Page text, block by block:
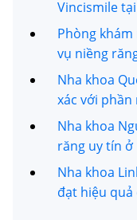
Vincismile
Phòng
vụ niềng
Nha khoa
xác với phần
Nha khoa
răng uy tín
Nha khoa
đạt hiệu quả